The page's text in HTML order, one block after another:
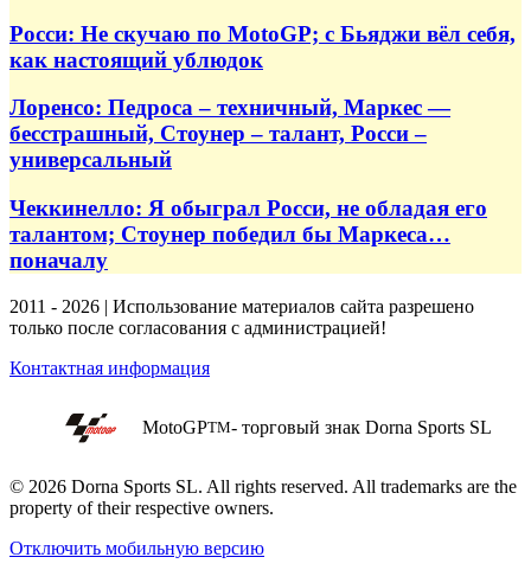
Росси: Не скучаю по MotoGP; с Бьяджи вёл себя,
как настоящий ублюдок
Лоренсо: Педроса – техничный, Маркес —
бесстрашный, Стоунер – талант, Росси –
универсальный
Чеккинелло: Я обыграл Росси, не обладая его
талантом; Стоунер победил бы Маркеса…
поначалу
2011 - 2026 | Использование материалов сайта разрешено
только после согласования с администрацией!
Контактная информация
MotoGPTM- торговый знак Dorna Sports SL
© 2026 Dorna Sports SL. All rights reserved. All trademarks are the
property of their respective owners.
Отключить мобильную версию